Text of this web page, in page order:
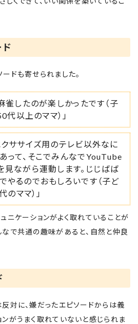
ドも寄せられました。
雀したのが楽しかったです（子
代以上のママ）」
クササイズ用のテレビ以外なに
って、そこでみんなでYouTube
見ながら運動します。じじばば
やるのでおもしろいです（子ど
ママ）」
ニケーションがよく取れていることが
なで共通の趣味があると、自然と仲良
対に、嫌だったエピソードからは義
がうまく取れていないと感じられま